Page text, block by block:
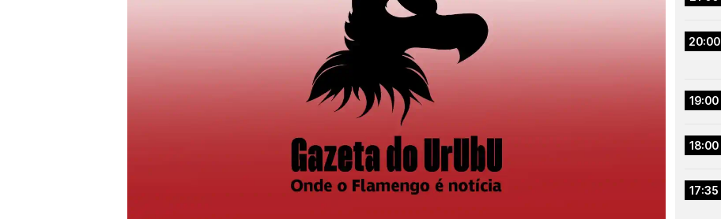
20:00
19:00
18:00
17:35